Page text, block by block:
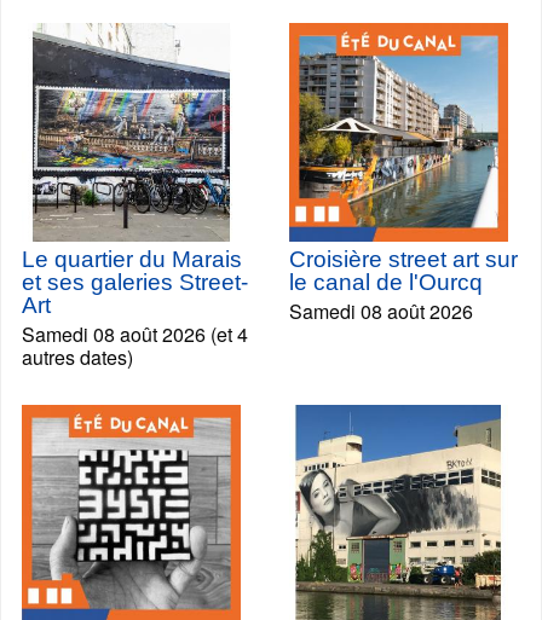
Le quartier du Marais
et ses galeries Street-
Art
Samedi 08 août 2026 (et 4
autres dates)
Croisière street art sur
le canal de l'Ourcq
Samedi 08 août 2026